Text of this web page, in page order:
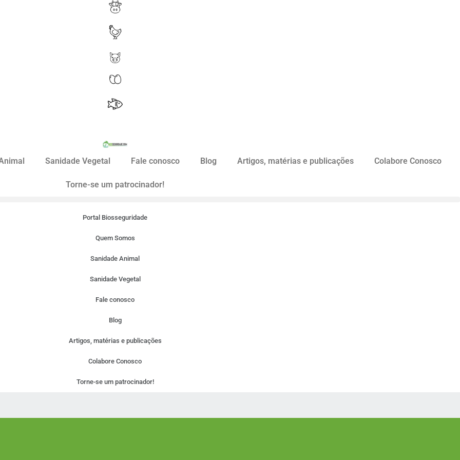
Sanidade Vegetal Fale conosco Blog Artigos, matérias e publicações Colabore Conosco
Torne-se um patrocinador!
Portal Biosseguridade
Quem Somos
Sanidade Animal
Sanidade Vegetal
Fale conosco
Blog
Artigos, matérias e publicações
Colabore Conosco
Torne-se um patrocinador!